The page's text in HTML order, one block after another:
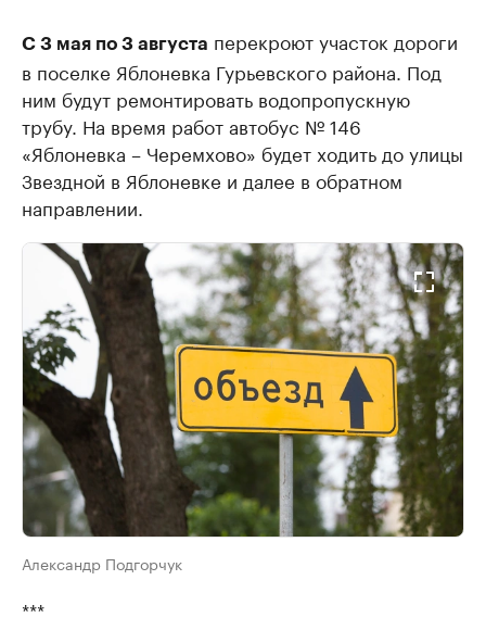
С 3 мая по 3 августа перекроют участок дороги
в поселке Яблоневка Гурьевского района. Под
ним будут ремонтировать водопропускную
трубу. На время работ автобус № 146
«Яблоневка – Черемхово» будет ходить до улицы
Звездной в Яблоневке и далее в обратном
направлении.
Александр Подгорчук
***